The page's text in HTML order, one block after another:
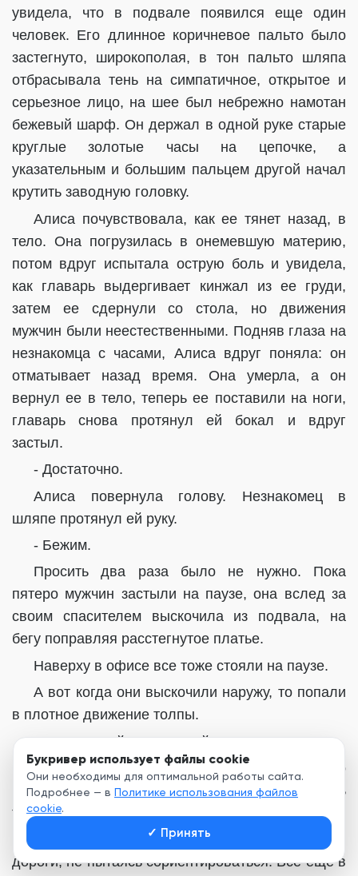
Букривер использует файлы cookie
Они необходимы для оптимальной работы сайта.
Подробнее — в Политике использования файлов
cookie.
✓ Принять
увидела, что в подвале появился еще один
человек. Его длинное коричневое пальто было
застегнуто, широкополая, в тон пальто шляпа
отбрасывала тень на симпатичное, открытое и
серьезное лицо, на шее был небрежно намотан
бежевый шарф. Он держал в одной руке старые
круглые золотые часы на цепочке, а
указательным и большим пальцем другой начал
крутить заводную головку.
Алиса почувствовала, как ее тянет назад, в
тело. Она погрузилась в онемевшую материю,
потом вдруг испытала острую боль и увидела,
как главарь выдергивает кинжал из ее груди,
затем ее сдернули со стола, но движения
мужчин были неестественными. Подняв глаза на
незнакомца с часами, Алиса вдруг поняла: он
отматывает назад время. Она умерла, а он
вернул ее в тело, теперь ее поставили на ноги,
главарь снова протянул ей бокал и вдруг
застыл.
- Достаточно.
Алиса повернула голову. Незнакомец в
шляпе протянул ей руку.
- Бежим.
Просить два раза было не нужно. Пока
пятеро мужчин застыли на паузе, она вслед за
своим спасителем выскочила из подвала, на
бегу поправляя расстегнутое платье.
Наверху в офисе все тоже стояли на паузе.
А вот когда они выскочили наружу, то попали
в плотное движение толпы.
- Не отставай, скорее, сейчас они очнутся!
Алиса крепко схватилась за рукав пальто
незнакомца, и они стали пробиваться сквозь
толпу.
Она двигалась за ним вслепую, не разбирая
дороги, не пытаясь сориентироваться. Все еще в